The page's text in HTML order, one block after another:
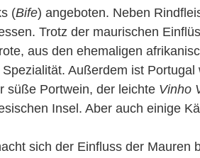
(Bife) angeboten. Neben
Trotz der maurischen
aus den ehemaligen
Außerdem ist
süße Portwein, der leichte Vinho
Insel. Aber auch einige
sich der Einfluss der Mauren